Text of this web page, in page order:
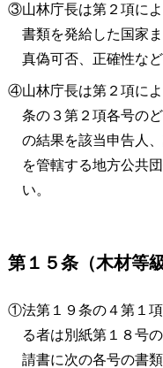
③山林庁長は第２項に
書類を発給した国家
真偽可否、正確性な
④山林庁長は第２項に
条の３第２項各号の
の結果を該当申告人
を管轄する地方公共
い。
第１５条（木材等
①法第１９条の４第１
る者は別紙第１８号
請書に次の各号の書